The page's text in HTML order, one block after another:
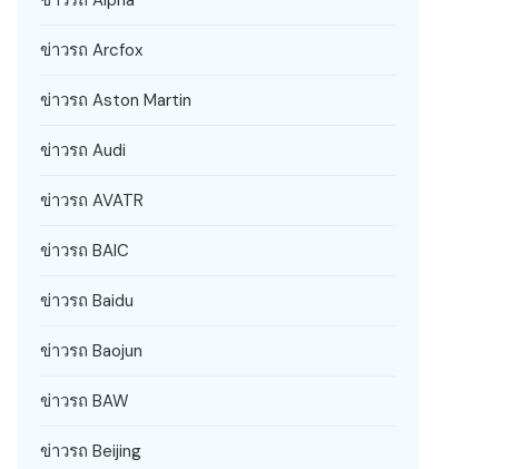
ข่าวรถ Arcfox
ข่าวรถ Aston Martin
ข่าวรถ Audi
ข่าวรถ AVATR
ข่าวรถ BAIC
ข่าวรถ Baidu
ข่าวรถ Baojun
ข่าวรถ BAW
ข่าวรถ Beijing